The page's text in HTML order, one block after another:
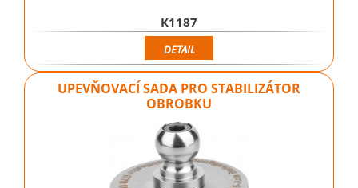
K1187
DETAIL
UPEVŇOVACÍ SADA PRO STABILIZÁTOR
OBROBKU